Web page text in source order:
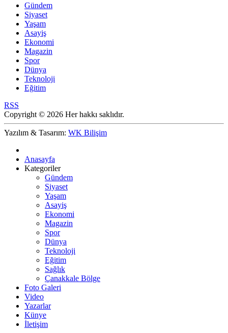
Gündem
Siyaset
Yaşam
Asayiş
Ekonomi
Magazin
Spor
Dünya
Teknoloji
Eğitim
RSS
Copyright © 2026 Her hakkı saklıdır.
Yazılım & Tasarım: WK Bilişim
Anasayfa
Kategoriler
Gündem
Siyaset
Yaşam
Asayiş
Ekonomi
Magazin
Spor
Dünya
Teknoloji
Eğitim
Sağlık
Çanakkale Bölge
Foto Galeri
Video
Yazarlar
Künye
İletişim